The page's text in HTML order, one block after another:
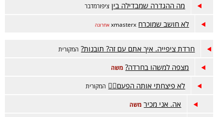
מה ההגדרה שמבדילה בין ציפורמדבר
לא חושב שמוכרח xmasterx אחרונה
חרדת ציפייה. איך אתם עם זה? תובנות? המקורית
מצפה למשהו בחרדה? משה
לא פיצחתי אותה הפעם😵‍💫 המקורית
אה. אני מכיר משה